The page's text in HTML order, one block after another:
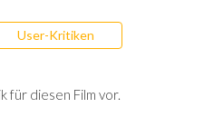
User-Kritiken
für diesen Film vor.